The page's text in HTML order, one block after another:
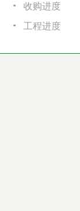
收购进度
工程进度